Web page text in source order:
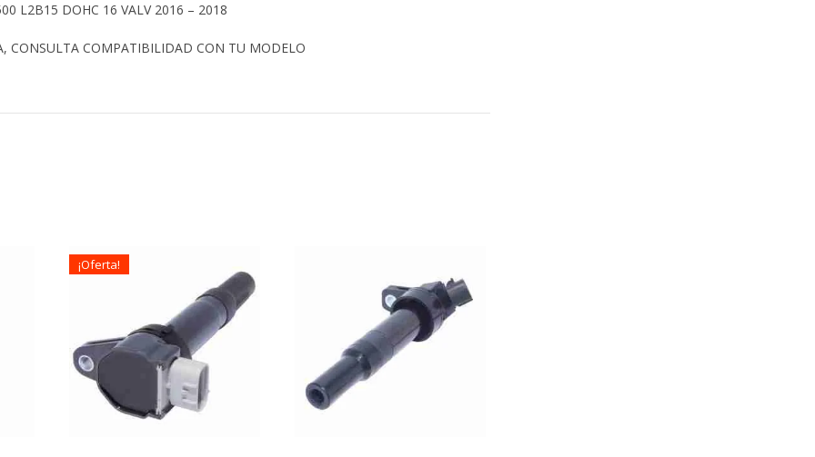
L2B15 DOHC 16 VALV 2016 – 2018
CONSULTA COMPATIBILIDAD CON TU MODELO
¡Oferta!